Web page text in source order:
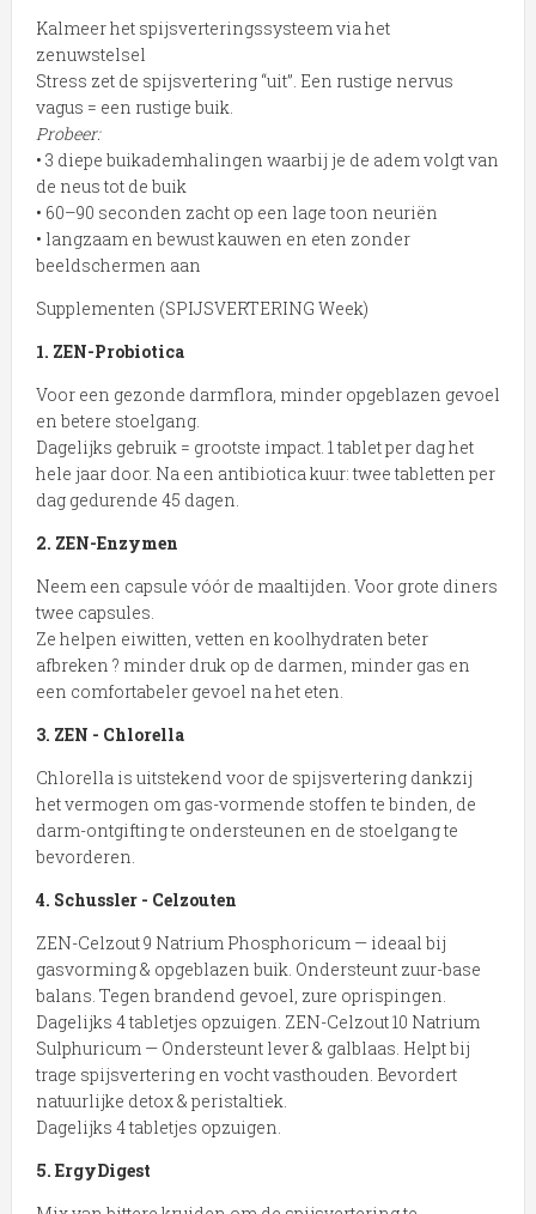
Kalmeer het spijsverteringssysteem via het
zenuwstelsel
Stress zet de spijsvertering “uit”. Een rustige nervus
vagus = een rustige buik.
Probeer:
• 3 diepe buikademhalingen waarbij je de adem volgt van
de neus tot de buik
• 60–90 seconden zacht op een lage toon neuriën
• langzaam en bewust kauwen en eten zonder
beeldschermen aan
Supplementen (SPIJSVERTERING Week)
1. ZEN-Probiotica
Voor een gezonde darmflora, minder opgeblazen gevoel
en betere stoelgang.
Dagelijks gebruik = grootste impact. 1 tablet per dag het
hele jaar door. Na een antibiotica kuur: twee tabletten per
dag gedurende 45 dagen.
2. ZEN-Enzymen
Neem een capsule vóór de maaltijden. Voor grote diners
twee capsules.
Ze helpen eiwitten, vetten en koolhydraten beter
afbreken ? minder druk op de darmen, minder gas en
een comfortabeler gevoel na het eten.
3. ZEN - Chlorella
Chlorella is uitstekend voor de spijsvertering dankzij
het vermogen om gas-vormende stoffen te binden, de
darm-ontgifting te ondersteunen en de stoelgang te
bevorderen.
4. Schussler - Celzouten
ZEN-Celzout 9 Natrium Phosphoricum — ideaal bij
gasvorming & opgeblazen buik. Ondersteunt zuur-base
balans. Tegen brandend gevoel, zure oprispingen.
Dagelijks 4 tabletjes opzuigen. ZEN-Celzout 10 Natrium
Sulphuricum — Ondersteunt lever & galblaas. Helpt bij
trage spijsvertering en vocht vasthouden. Bevordert
natuurlijke detox & peristaltiek.
Dagelijks 4 tabletjes opzuigen.
5. ErgyDigest